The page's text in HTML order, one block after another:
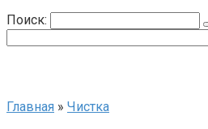
Поиск:
Главная » Чистка